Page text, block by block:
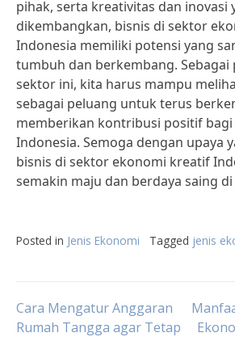
pihak, serta kreativitas dan inovasi
dikembangkan, bisnis di sektor
Indonesia memiliki potensi yang
tumbuh dan berkembang. Sebagai
sektor ini, kita harus mampu
sebagai peluang untuk terus
memberikan kontribusi positif
Indonesia. Semoga dengan upaya
bisnis di sektor ekonomi kreatif
semakin maju dan berdaya saing
Posted in Jenis Ekonomi Tagged jenis
Post
Cara Mengatur Anggaran
Rumah Tangga agar Tetap